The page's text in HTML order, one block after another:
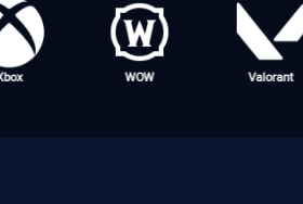
Valorant
WOW
Xbox